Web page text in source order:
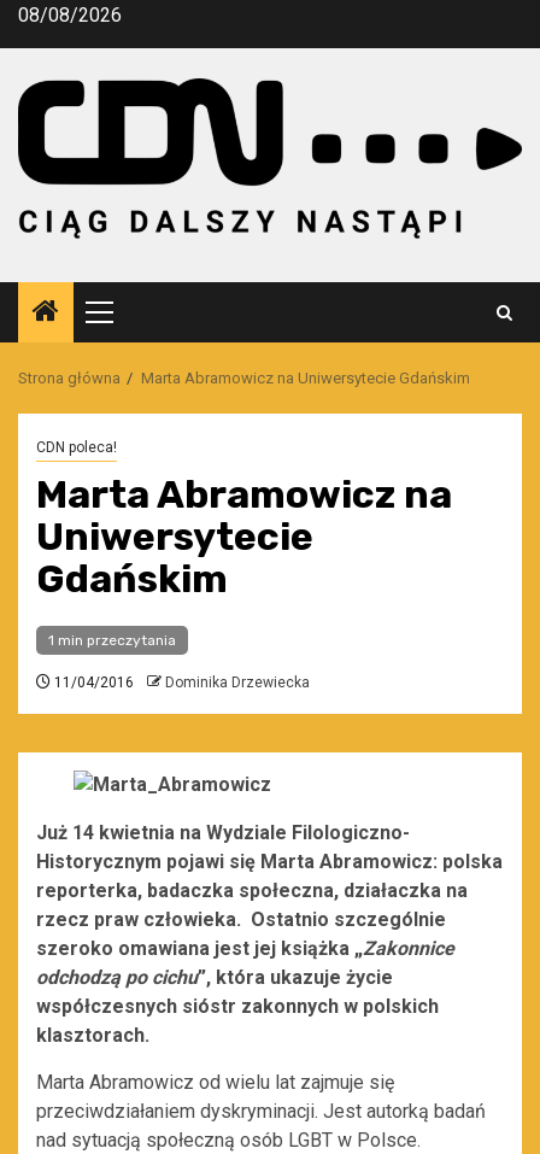
Przejdź
08/08/2026
Menu
główne
Strona główna Marta Abramowicz na Uniwersytecie Gdańskim
CDN poleca!
Marta Abramowicz na
Uniwersytecie
Gdańskim
1 min przeczytania
11/04/2016 Dominika Drzewiecka
Już 14 kwietnia na Wydziale Filologiczno-
Historycznym pojawi się Marta Abramowicz: polska
reporterka, badaczka społeczna, działaczka na
rzecz praw człowieka. Ostatnio szczególnie
szeroko omawiana jest jej książka „Zakonnice
odchodzą po cichu”, która ukazuje życie
współczesnych sióstr zakonnych w polskich
klasztorach.
Marta Abramowicz od wielu lat zajmuje się
przeciwdziałaniem dyskryminacji. Jest autorką badań
nad sytuacją społeczną osób LGBT w Polsce.